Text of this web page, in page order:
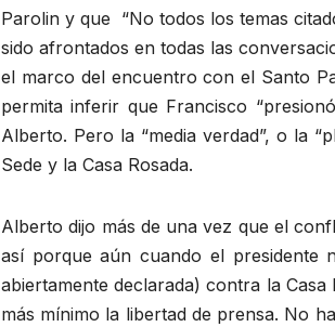
Parolin y que “No todos los temas
sido afrontados en todas las
el marco del encuentro con el Santo
permita inferir que Francisco
Alberto. Pero la “media verdad”, o la
Sede y la Casa Rosada.
Alberto dijo más de una vez que el
así porque aún cuando el presidente
abiertamente declarada) contra la
más mínimo la libertad de prensa. No